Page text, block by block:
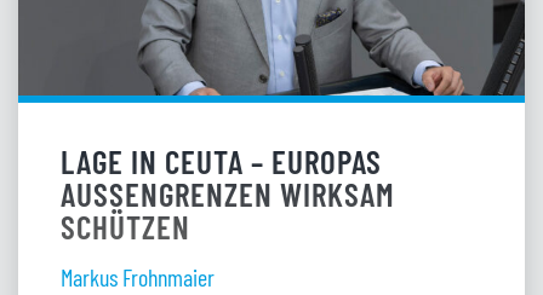
LAGE IN CEUTA – EUROPAS
AUSSENGRENZEN WIRKSAM S
CHÜTZEN
Markus Frohnmaier